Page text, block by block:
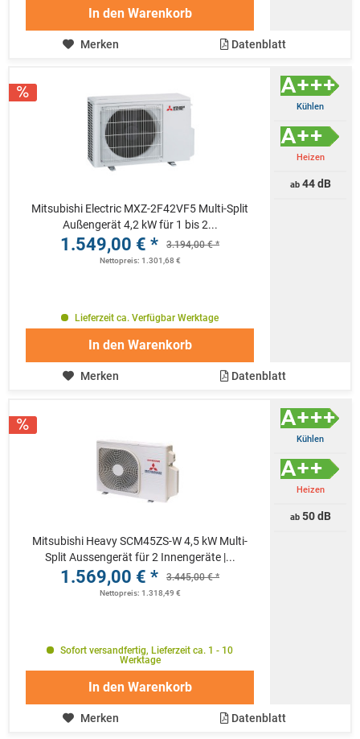
In den Warenkorb
Merken Datenblatt
Mitsubishi Electric MXZ-2F42VF5 Multi-Split
Außengerät 4,2 kW für 1 bis 2...
1.549,00 € * 3.194,00 € *
Nettopreis: 1.301,68 €
Kühlen
Heizen
ab44 dB
Lieferzeit ca. Verfügbar Werktage
In den Warenkorb
Merken Datenblatt
Mitsubishi Heavy SCM45ZS-W 4,5 kW Multi-
Split Aussengerät für 2 Innengeräte |...
1.569,00 € * 3.445,00 € *
Nettopreis: 1.318,49 €
Kühlen
Heizen
ab50 dB
Sofort versandfertig, Lieferzeit ca. 1 - 10
Werktage
In den Warenkorb
Merken Datenblatt